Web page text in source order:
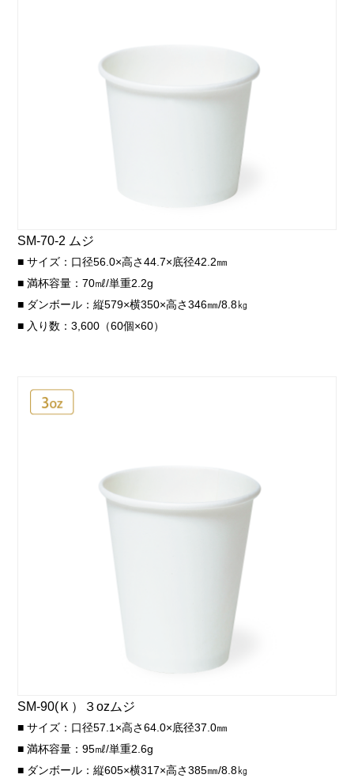
SM-70-2 ムジ
■ サイズ：口径56.0×高さ44.7×底径42.2㎜
■ 満杯容量：70㎖/単重2.2g
■ ダンボール：縦579×横350×高さ346㎜/8.8㎏
■ 入り数：3,600（60個×60）
SM-90(Ｋ）３ozムジ
■ サイズ：口径57.1×高さ64.0×底径37.0㎜
■ 満杯容量：95㎖/単重2.6g
■ ダンボール：縦605×横317×高さ385㎜/8.8㎏